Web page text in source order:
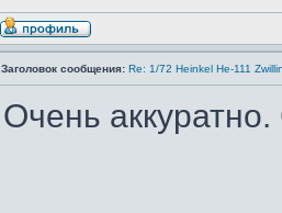
Заголовок сообщения: Re: 1/72 Heinkel He-111
Очень